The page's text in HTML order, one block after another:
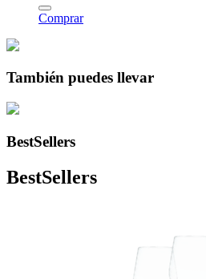
Comprar
También puedes llevar
BestSellers
BestSellers